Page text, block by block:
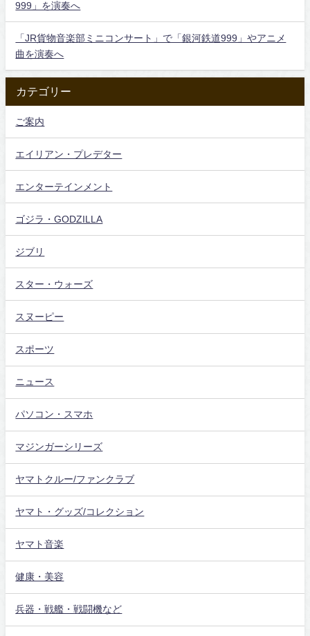
999」を演奏へ
「JR貨物音楽部ミニコンサート」で「銀河鉄道999」やアニメ
曲を演奏へ
カテゴリー
ご案内
エイリアン・プレデター
エンターテインメント
ゴジラ・GODZILLA
ジブリ
スター・ウォーズ
スヌーピー
スポーツ
ニュース
パソコン・スマホ
マジンガーシリーズ
ヤマトクルー/ファンクラブ
ヤマト・グッズ/コレクション
ヤマト音楽
健康・美容
兵器・戦艦・戦闘機など